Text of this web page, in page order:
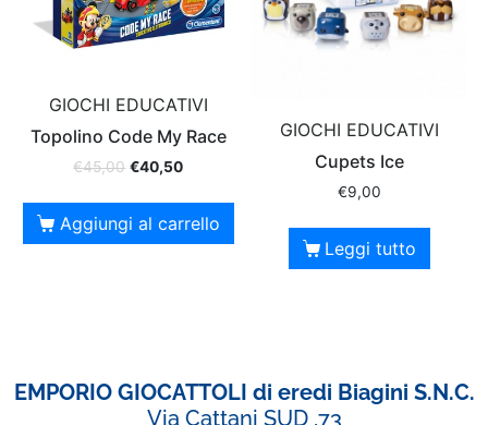
GIOCHI EDUCATIVI
Topolino Code My Race
€45,00 €40,50
Aggiungi al carrello
GIOCHI EDUCATIVI
Cupets Ice
€9,00
Leggi tutto
EMPORIO GIOCATTOLI di eredi Biagini S.N.C.
Via Cattani SUD ,73